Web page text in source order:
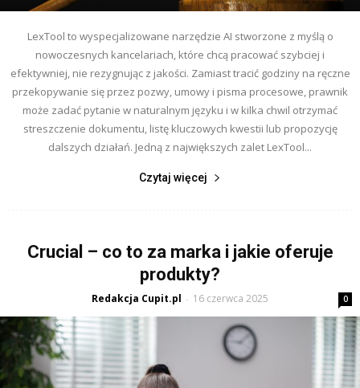
LexTool to wyspecjalizowane narzędzie AI stworzone z myślą o
nowoczesnych kancelariach, które chcą pracować szybciej i
efektywniej, nie rezygnując z jakości. Zamiast tracić godziny na ręczne
przekopywanie się przez pozwy, umowy i pisma procesowe, prawnik
może zadać pytanie w naturalnym języku i w kilka chwil otrzymać
streszczenie dokumentu, listę kluczowych kwestii lub propozycję
dalszych działań. Jedną z największych zalet LexTool...
Czytaj więcej
Crucial – co to za marka i jakie oferuje
produkty?
Redakcja Cupit.pl - 16 czerwca 2025 0